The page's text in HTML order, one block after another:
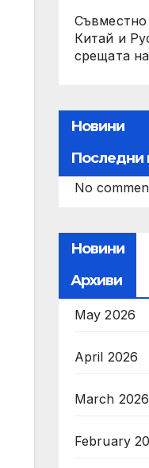
Съвместно
Китай и
срещата
Новини
Последни
No
Новини
Архиви
May 2026
April 2026
March 2026
February